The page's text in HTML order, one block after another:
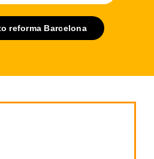
reforma Barcelona